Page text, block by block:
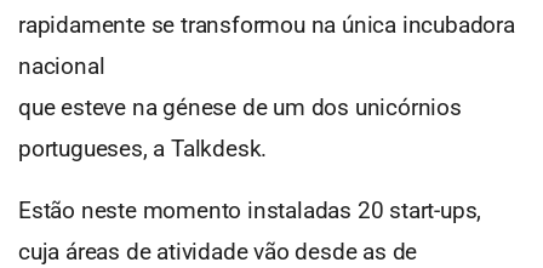
rapidamente se transformou na única incubadora
nacional
que esteve na génese de um dos unicórnios
portugueses, a Talkdesk.
Estão neste momento instaladas 20 start-ups,
cuja áreas de atividade vão desde as de